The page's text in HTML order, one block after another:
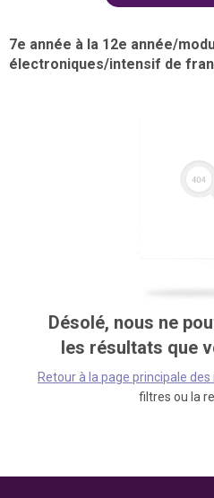
7e année à la 12e année/
électroniques/intensif de
Désolé, nous ne
les résultats que
Retour à la page principale
filtres ou la